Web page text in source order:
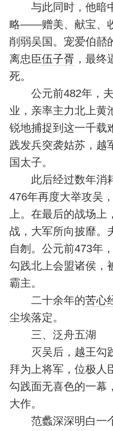
与此同时，他暗
略——赠美、献宝、
削弱吴国。宠爱伯嚭
离忠臣伍子胥 ，最
死。
公元前482年，夫
业，亲率主力北上黄
锐地捕捉到这一千载
践发兵突袭姑苏，越
国太子。
此后经过数年消
476年再度大举攻吴
上。在最后的战场
战，大军所向披靡。
自刎。公元前473年
勾践北上会盟诸侯，
霸主。
二十余年的苦心
尘埃落定。
三、泛舟五湖
灭吴后，越王勾
拜为上将军，位极人
勾践面无喜色的一幕
大作。
范蠡深深明白一